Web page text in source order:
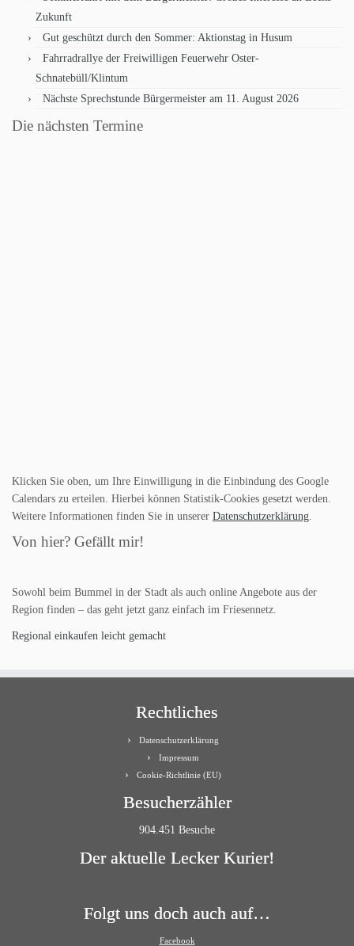
Zukunft
Gut geschützt durch den Sommer: Aktionstag in Husum
Fahrradrallye der Freiwilligen Feuerwehr Oster-
Schnatebüll/Klintum
Nächste Sprechstunde Bürgermeister am 11. August 2026
Die nächsten Termine
Klicken Sie oben, um Ihre Einwilligung in die Einbindung des Google
Calendars zu erteilen. Hierbei können Statistik-Cookies gesetzt werden.
Weitere Informationen finden Sie in unserer Datenschutzerklärung.
Von hier? Gefällt mir!
Sowohl beim Bummel in der Stadt als auch online Angebote aus der
Region finden – das geht jetzt ganz einfach im Friesennetz.
Regional einkaufen leicht gemacht
Rechtliches
Datenschutzerklärung
Impressum
Cookie-Richtlinie (EU)
Besucherzähler
904.451 Besuche
Der aktuelle Lecker Kurier!
Folgt uns doch auch auf…
Facebook